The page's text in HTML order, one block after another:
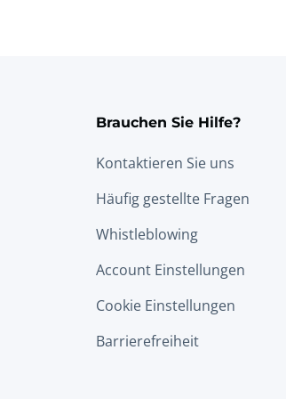
Brauchen Sie Hilfe?
Kontaktieren Sie uns
Häufig gestellte Fragen
Whistleblowing
Account Einstellungen
Cookie Einstellungen
Barrierefreiheit